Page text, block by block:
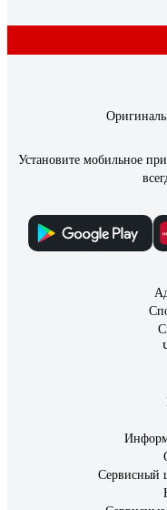
Установите мобильное
Сервисный